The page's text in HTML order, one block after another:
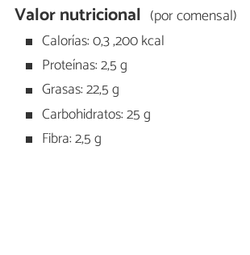
Valor nutricional (por comensal)
Calorías: 0,3 ,200 kcal
Proteínas: 2,5 g
Grasas: 22,5 g
Carbohidratos: 25 g
Fibra: 2,5 g